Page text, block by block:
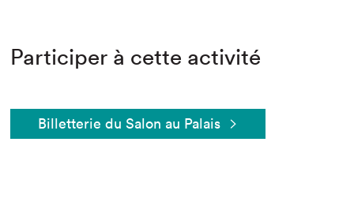
Participer à cette activité
Billetterie du Salon au Palais